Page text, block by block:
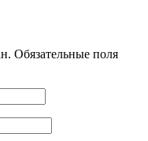
Обязательные поля